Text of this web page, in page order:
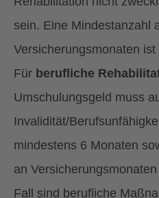
sein. Eine Mindestanzahl
Versicherungsmonaten
Für berufliche
Umschulungsgeld muss
Invalidität/
mindestens 6 Monaten
an
Fall sind berufliche